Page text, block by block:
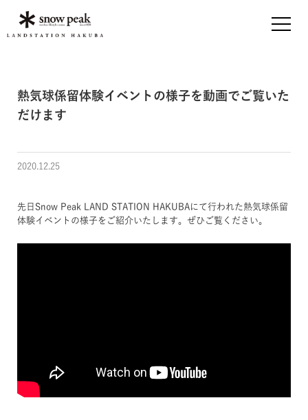
熱気球係留体験イベントの様子を動画でご覧いた
だけます
2020.12.25
先日Snow Peak LAND STATION HAKUBAにて行われた熱気球係留
体験イベントの様子をご紹介いたします。ぜひご覧ください。